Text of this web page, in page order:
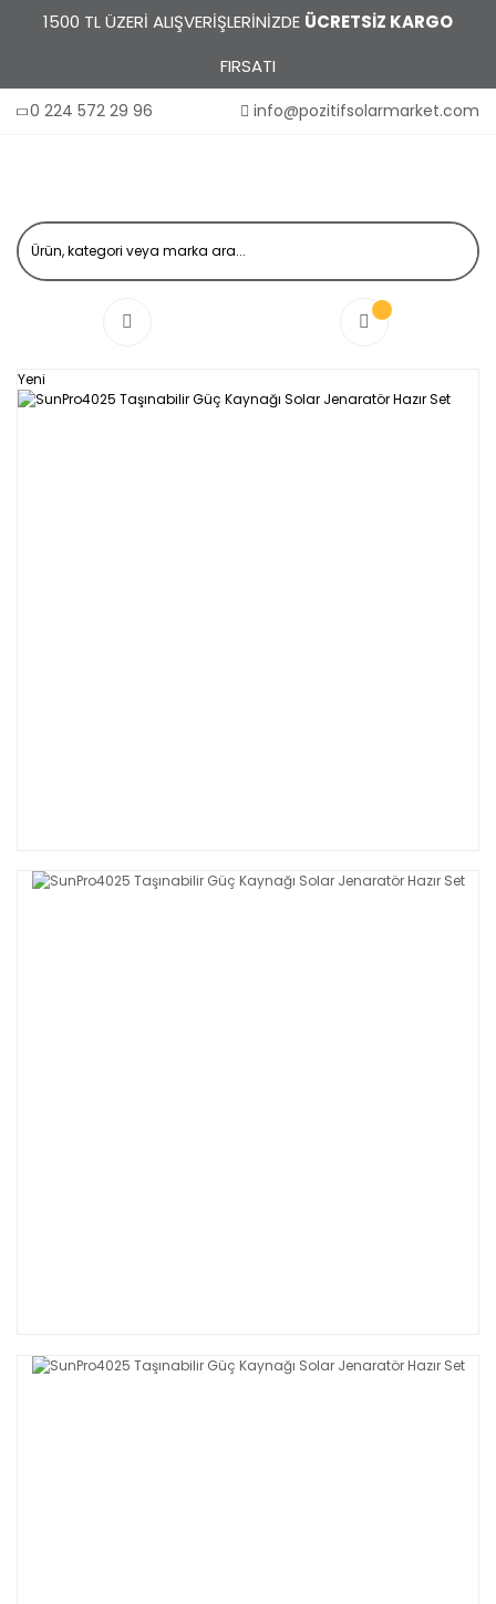
1500 TL ÜZERİ ALIŞVERİŞLERİNİZDE ÜCRETSİZ KARGO
FIRSATI
0 224 572 29 96 info@pozitifsolarmarket.com
Yeni